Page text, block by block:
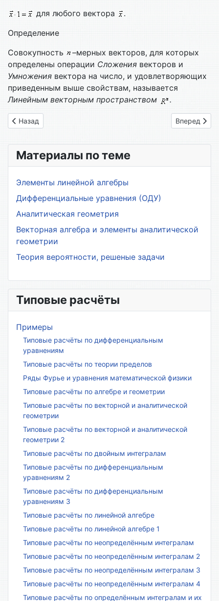
для любого вектора
.
Определение
Совокупность
–мерных векторов, для которых
определены операции Сложения векторов и
Умножения вектора на число, и удовлетворяющих
приведенным выше свойствам, называется
Линейным векторным пространством
.
Предыдущий: Глава 12. Системы M линейных уравнений с
Назад Следующий:
Вперед
Материалы по теме
Элементы линейной алгебры
Дифференциальные уравнения (ОДУ)
Аналитическая геометрия
Векторная алгебра и элементы аналитической
геометрии
Теория вероятности, решеные задачи
Типовые расчёты
Примеры
Типовые расчёты по дифференциальным
уравнениям
Типовые расчёты по теории пределов
Ряды Фурье и уравнения математической физики
Типовые расчёты по алгебре и геометрии
Типовые расчёты по векторной и аналитической
геометрии
Типовые расчёты по векторной и аналитической
геометрии 2
Типовые расчёты по двойным интегралам
Типовые расчёты по дифференциальным
уравнениям 2
Типовые расчёты по дифференциальным
уравнениям 3
Типовые расчёты по линейной алгебре
Типовые расчёты по линейной алгебре 1
Типовые расчёты по неопределённым интегралам
Типовые расчёты по неопределённым интегралам 2
Типовые расчёты по неопределённым интегралам 3
Типовые расчёты по неопределённым интегралам 4
Типовые расчёты по определённым интегралам и их